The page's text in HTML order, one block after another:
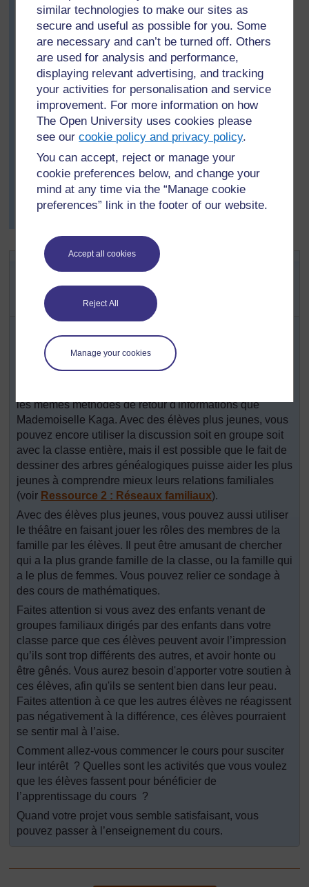
similar technologies to make our sites as
secure and useful as possible for you. Some
are necessary and can’t be turned off. Others
are used for analysis and performance,
displaying relevant advertising, and tracking
your activities for personalisation and service
improvement. For more information on how
The Open University uses cookies please
see ourcookie policy and privacy policy.
You can accept, reject or manage your
cookie preferences below, and change your
mind at any time via the “Manage cookie
preferences” link in the footer of our website.
Accept all cookies
Reject All
Manage your cookies
appartenant à chaque type de famille dans la classe. Ils
discutent ensuite avec la classe pour trouver pourquoi il
est important de respecter les différences
Lors du cours suivant, Mademoiselle Kaga demande
aux mêmes groupes de discuter de la raison pour
laquelle nous vivons dans des groupes familiaux. Les
raisons qu’ils ont identifiées sont indiquées dans la
Ressource 1 : Raisons pour lesquelles nous vivons
dans des familles
. Les enfants des groupes parlent
aussi des types de maisons dans lesquelles ils vivent
et de quoi sont faites leurs maisons. Enfin, ils rédigent
un court texte sur leur propre famille, leur propre maison
et expliquent en quoi elles sont différentes de celles
d’un autre élève de la classe, en général un ami
Activité 1 : Discussion et retour
d’information sur les réseaux
familiaux
Pour cette activité, vous devez préparer un cours sur
l’exploration des réseaux familiaux. Pour ce faire, vous
devez prendre en compte les points suivants :
Si vous avez des élèves plus âgés ou une classe
les mêmes méthodes de retour d'informations que
Mademoiselle Kaga. Avec des élèves plus jeunes, vous
pouvez encore utiliser la discussion soit en groupe soit
avec la classe entière, mais il est possible que le fait de
dessiner des arbres généalogiques puisse aider les plus
jeunes à comprendre mieux leurs relations familiales
(voir Ressource 2 : Réseaux familiaux).
Avec des élèves plus jeunes, vous pouvez aussi utiliser
le théâtre en faisant jouer les rôles des membres de la
famille par les élèves. Il peut être amusant de chercher
qui a la plus grande famille de la classe, ou la famille qui
a le plus de femmes. Vous pouvez relier ce sondage à
des cours de mathématiques.
Faites attention si vous avez des enfants venant de
groupes familiaux dirigés par des enfants dans votre
classe parce que ces élèves peuvent avoir l’impression
qu’ils sont trop différents des autres, et avoir honte ou
être gênés. Vous aurez besoin d'apporter votre soutien à
ces élèves, afin qu'ils se sentent bien dans leur peau.
Faites attention à ce que les autres élèves ne réagissent
pas négativement à la différence, ces élèves pourraient
se sentir mal à l’aise.
Comment allez-vous commencer le cours pour susciter
leur intérêt ? Quelles sont les activités que vous voulez
que les élèves fassent pour bénéficier de
l’apprentissage du cours ?
Quand votre projet vous semble satisfaisant, vous
pouvez passer à l’enseignement du cours.